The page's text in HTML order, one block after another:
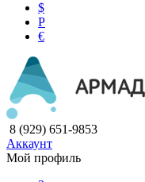
$
Р
€
8 (929) 651-9853
Аккаунт
Мой профиль